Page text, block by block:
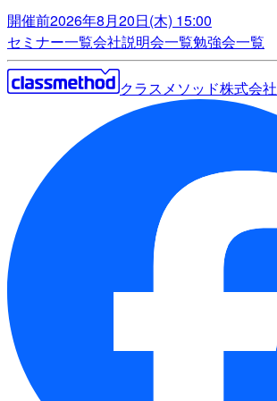
開催前2026年8月20日(木) 15:00
セミナー一覧会社説明会一覧勉強会一覧
クラスメソッド株式会社